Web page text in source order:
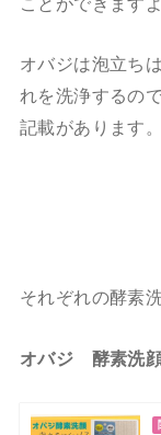
オバジは泡立ち
れを洗浄するの
記載があります。
それぞれの酵素
オバジ 酵素洗